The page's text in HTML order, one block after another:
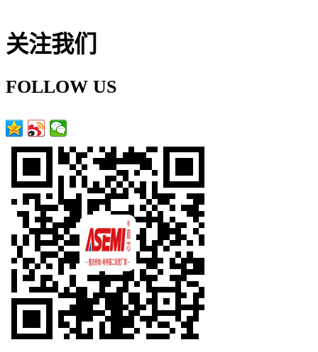
关注我们
FOLLOW US